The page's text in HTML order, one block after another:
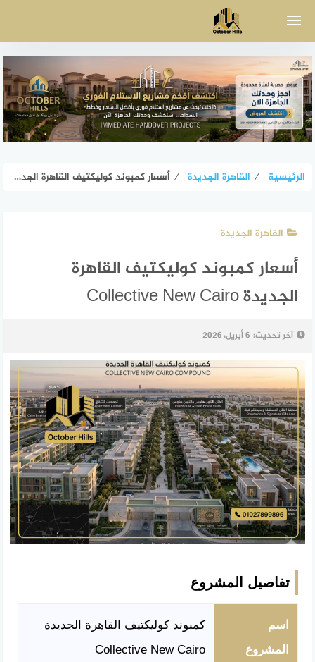
الرئيسية ⁄ القاهرة الجديدة ⁄ أسعار كمبوند كوليكتيف القاهرة الجديدة Collective New Cairo
القاهرة الجديدة
أسعار كمبوند كوليكتيف القاهرة
الجديدة Collective New Cairo
آخر تحديث: 6 أبريل، 2026
تفاصيل المشروع
اسم
المشروع
كمبوند كوليكتيف القاهرة الجديدة
Collective New Cairo